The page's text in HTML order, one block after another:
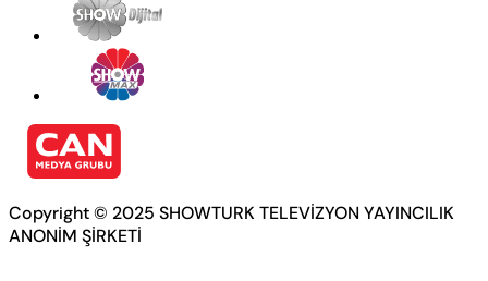
Copyright © 2025 SHOWTURK TELEVİZYON YAYINCILIK
ANONİM ŞİRKETİ